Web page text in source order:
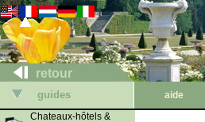
retour
guides aide
Chateaux-hôtels &